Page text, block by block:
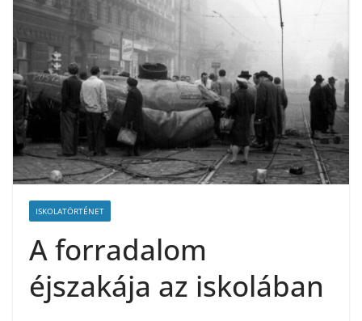
ISKOLATÖRTÉNET
A forradalom
éjszakája az iskolában